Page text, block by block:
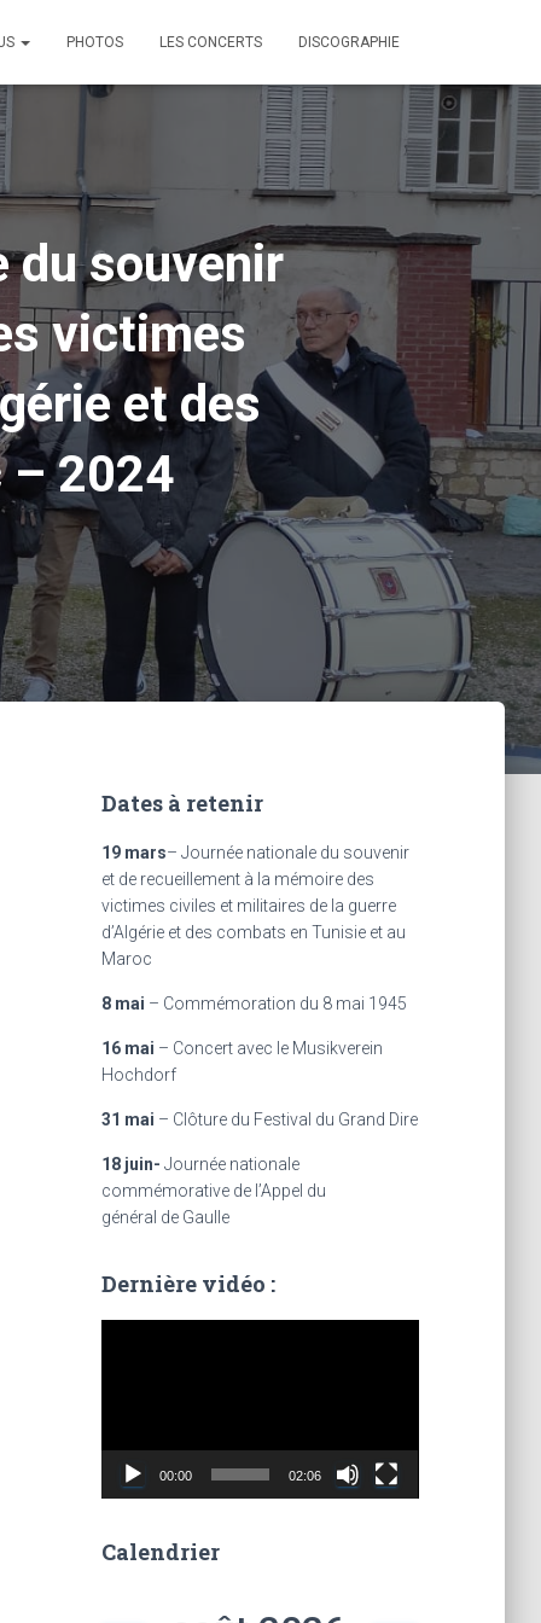
PHOTOS LES CONCERTS DISCOGRAPHIE
du souvenir
victimes
et des
– 2024
Dates à retenir
19 mars– Journée nationale du souvenir
et de recueillement à la mémoire des
victimes civiles et militaires de la guerre
d’Algérie et des combats en Tunisie et au
Maroc
8 mai – Commémoration du 8 mai 1945
16 mai – Concert avec le Musikverein
Hochdorf
31 mai – Clôture du Festival du Grand Dire
18 juin- Journée nationale
commémorative de l’Appel du
général de Gaulle
Dernière vidéo :
i
00:00 02:06
Calendrier